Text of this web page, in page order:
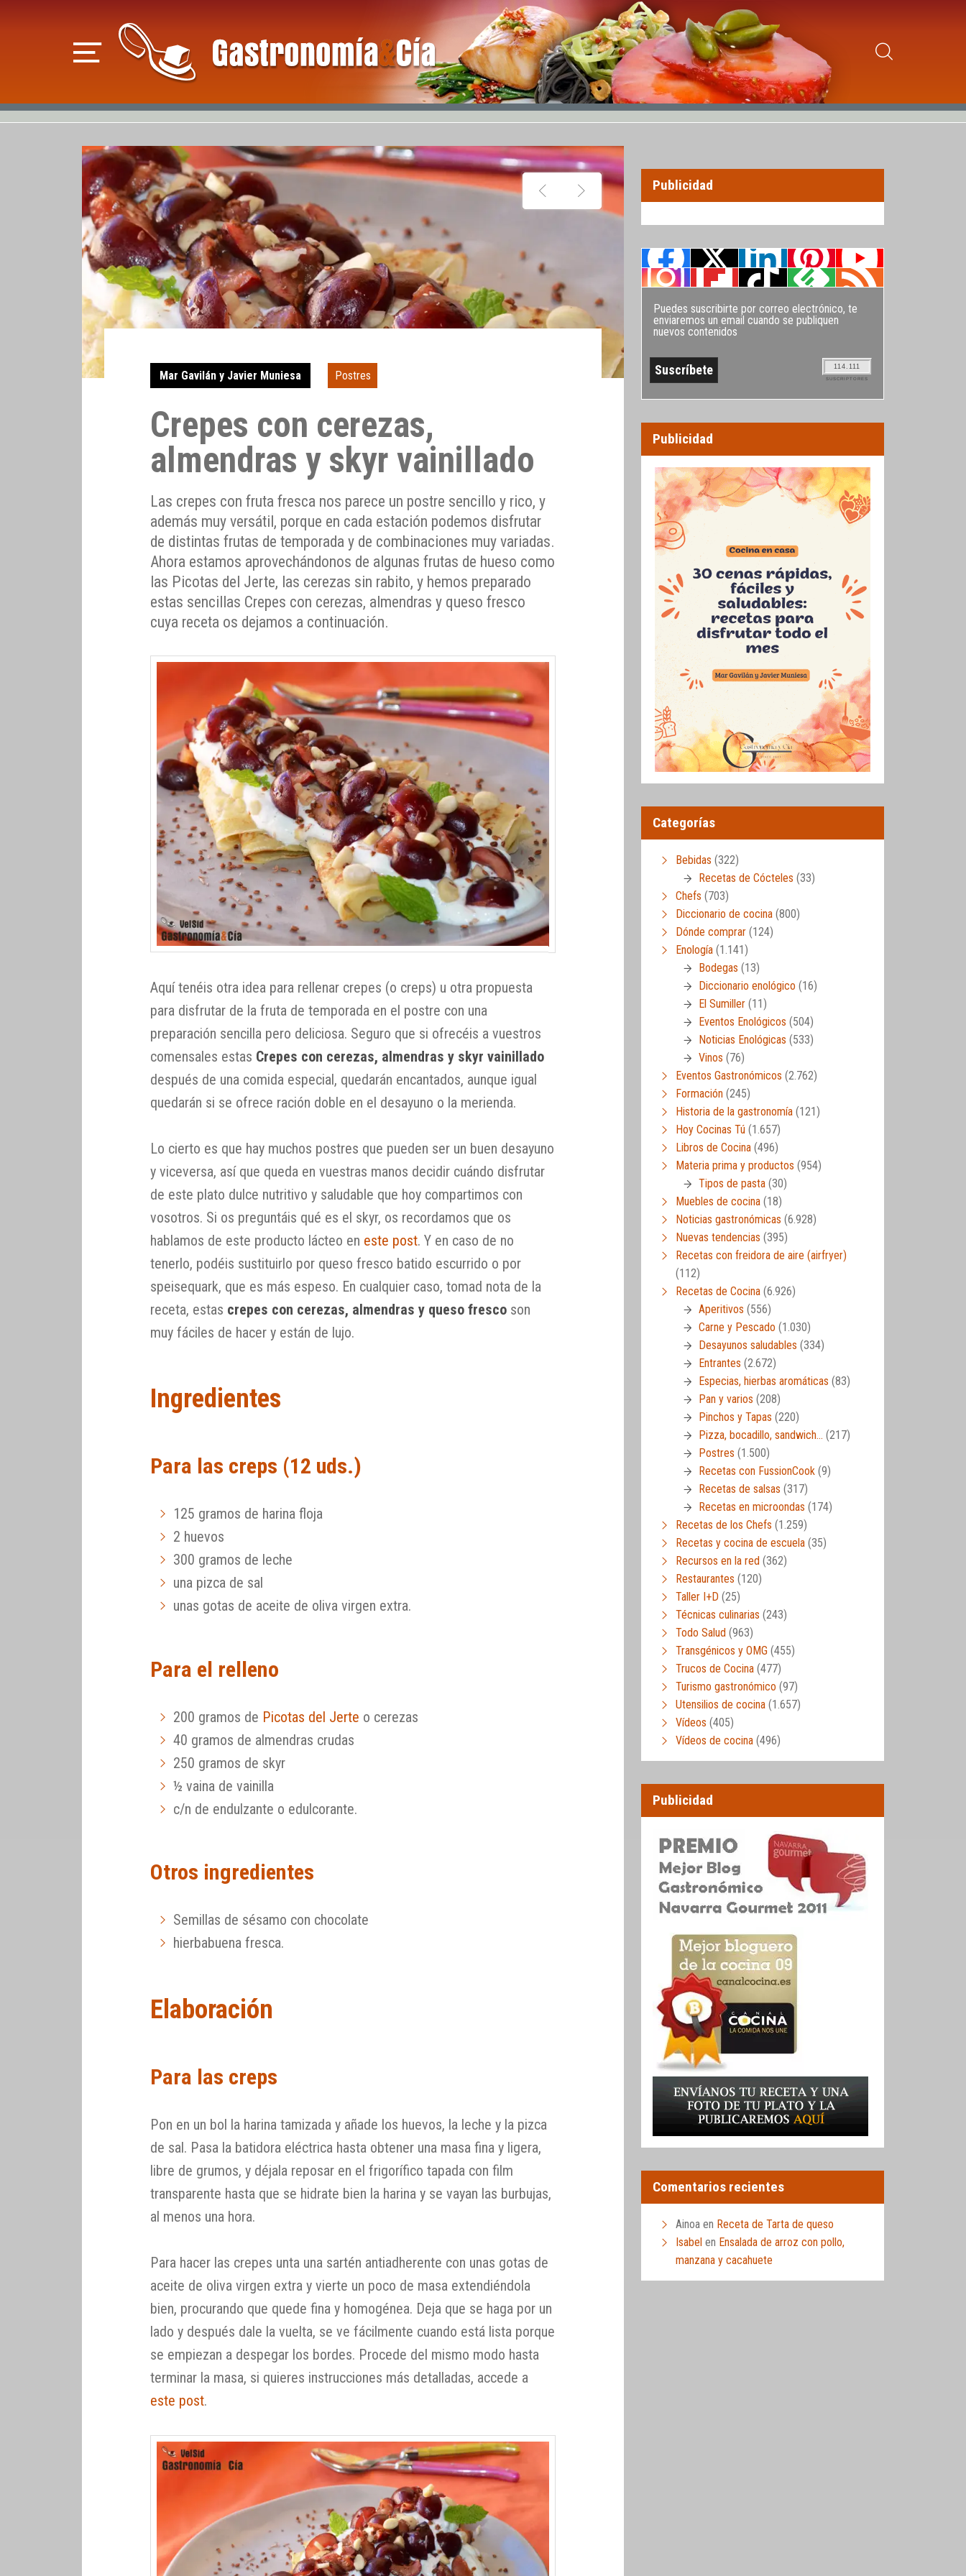
Mar Gavilán y Javier Muniesa Postres
Crepes con cerezas,
almendras y skyr vainillado
Las crepes con fruta fresca nos parece un postre sencillo y rico, y
además muy versátil, porque en cada estación podemos disfrutar
de distintas frutas de temporada y de combinaciones muy variadas.
Ahora estamos aprovechándonos de algunas frutas de hueso como
las Picotas del Jerte, las cerezas sin rabito, y hemos preparado
estas sencillas Crepes con cerezas, almendras y queso fresco
cuya receta os dejamos a continuación.
Aquí tenéis otra idea para rellenar crepes (o creps) u otra propuesta
para disfrutar de la fruta de temporada en el postre con una
preparación sencilla pero deliciosa. Seguro que si ofrecéis a vuestros
comensales estas Crepes con cerezas, almendras y skyr vainillado
después de una comida especial, quedarán encantados, aunque igual
quedarán si se ofrece ración doble en el desayuno o la merienda.
Lo cierto es que hay muchos postres que pueden ser un buen desayuno
y viceversa, así que queda en vuestras manos decidir cuándo disfrutar
de este plato dulce nutritivo y saludable que hoy compartimos con
vosotros. Si os preguntáis qué es el skyr, os recordamos que os
hablamos de este producto lácteo en este post. Y en caso de no
tenerlo, podéis sustituirlo por queso fresco batido escurrido o por
speisequark, que es más espeso. En cualquier caso, tomad nota de la
receta, estas crepes con cerezas, almendras y queso fresco son
muy fáciles de hacer y están de lujo.
Ingredientes
Para las creps (12 uds.)
125 gramos de harina floja
2 huevos
300 gramos de leche
una pizca de sal
unas gotas de aceite de oliva virgen extra.
Para el relleno
200 gramos de Picotas del Jerte o cerezas
40 gramos de almendras crudas
250 gramos de skyr
½ vaina de vainilla
c/n de endulzante o edulcorante.
Otros ingredientes
Semillas de sésamo con chocolate
hierbabuena fresca.
Elaboración
Para las creps
Pon en un bol la harina tamizada y añade los huevos, la leche y la pizca
de sal. Pasa la batidora eléctrica hasta obtener una masa fina y ligera,
libre de grumos, y déjala reposar en el frigorífico tapada con film
transparente hasta que se hidrate bien la harina y se vayan las burbujas,
al menos una hora.
Para hacer las crepes unta una sartén antiadherente con unas gotas de
aceite de oliva virgen extra y vierte un poco de masa extendiéndola
bien, procurando que quede fina y homogénea. Deja que se haga por un
lado y después dale la vuelta, se ve fácilmente cuando está lista porque
se empiezan a despegar los bordes. Procede del mismo modo hasta
terminar la masa, si quieres instrucciones más detalladas, accede a
este post.
Publicidad
Puedes suscribirte por correo electrónico, te
enviaremos un email cuando se publiquen
nuevos contenidos
114.111
SUSCRIPTORES
Publicidad
Categorías
Bebidas (322)
Recetas de Cócteles (33)
Chefs (703)
Diccionario de cocina (800)
Dónde comprar (124)
Enología (1.141)
Bodegas (13)
Diccionario enológico (16)
El Sumiller (11)
Eventos Enológicos (504)
Noticias Enológicas (533)
Vinos (76)
Eventos Gastronómicos (2.762)
Formación (245)
Historia de la gastronomía (121)
Hoy Cocinas Tú (1.657)
Libros de Cocina (496)
Materia prima y productos (954)
Tipos de pasta (30)
Muebles de cocina (18)
Noticias gastronómicas (6.928)
Nuevas tendencias (395)
Recetas con freidora de aire (airfryer)
(112)
Recetas de Cocina (6.926)
Aperitivos (556)
Carne y Pescado (1.030)
Desayunos saludables (334)
Entrantes (2.672)
Especias, hierbas aromáticas (83)
Pan y varios (208)
Pinchos y Tapas (220)
Pizza, bocadillo, sandwich… (217)
Postres (1.500)
Recetas con FussionCook (9)
Recetas de salsas (317)
Recetas en microondas (174)
Recetas de los Chefs (1.259)
Recetas y cocina de escuela (35)
Recursos en la red (362)
Restaurantes (120)
Taller I+D (25)
Técnicas culinarias (243)
Todo Salud (963)
Transgénicos y OMG (455)
Trucos de Cocina (477)
Turismo gastronómico (97)
Utensilios de cocina (1.657)
Vídeos (405)
Vídeos de cocina (496)
Publicidad
Comentarios recientes
Ainoa en Receta de Tarta de queso
Isabel en Ensalada de arroz con pollo,
manzana y cacahuete